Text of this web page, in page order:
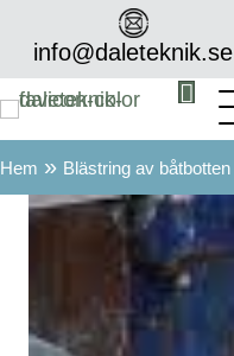
info@daleteknik.se
Hem » Blästring av båtbotten